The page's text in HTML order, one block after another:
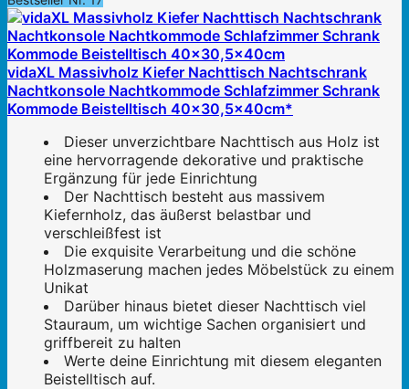
vidaXL Massivholz Kiefer Nachttisch Nachtschrank
Nachtkonsole Nachtkommode Schlafzimmer Schrank
Kommode Beistelltisch 40x30,5x40cm*
Dieser unverzichtbare Nachttisch aus Holz ist
eine hervorragende dekorative und praktische
Ergänzung für jede Einrichtung
Der Nachttisch besteht aus massivem
Kiefernholz, das äußerst belastbar und
verschleißfest ist
Die exquisite Verarbeitung und die schöne
Holzmaserung machen jedes Möbelstück zu einem
Unikat
Darüber hinaus bietet dieser Nachttisch viel
Stauraum, um wichtige Sachen organisiert und
griffbereit zu halten
Werte deine Einrichtung mit diesem eleganten
Beistelltisch auf.